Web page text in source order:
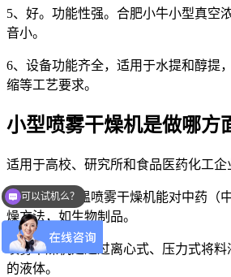
5、好。功能性强。合肥小牛小型真空
音小。
6、设备功能齐全，适用于水提和醇提
缩等工艺要求。
小型喷雾干燥机是做哪方
适用于高校、研究所和食品医药化工
***实验室低温喷雾干燥机能对中药（
燥方法，如生物制品。
喷雾干燥机是通过离心式、压力式将
的液体。
可以试机么？